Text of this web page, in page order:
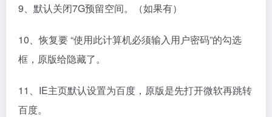
9、默认关闭7G预留空间。（如果有）
10、恢复要 “使用此计算机必须输入用户密码”的勾选
框，原版给隐藏了。
11、IE主页默认设置为百度，原版是先打开微软再跳转
百度。